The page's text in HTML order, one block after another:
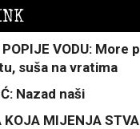
POPIJE VODU: More
suša na vratima
Nazad naši
KOJA MIJENJA